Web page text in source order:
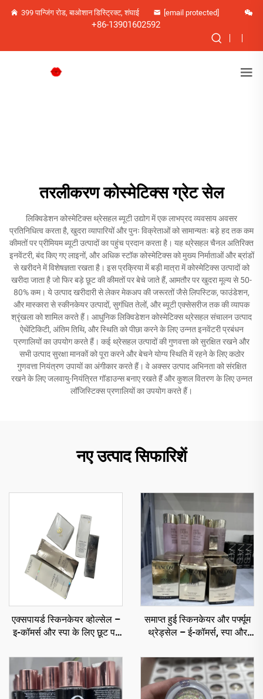
399 पान्जिंग रोड, बाओशान डिस्ट्रिक्ट, शंघाई [email protected]
+86-13901602592
तरलीकरण कोस्मेटिक्स ग्रेट सेल
लिक्विडेशन कोस्मेटिक्स थ्रेसहल ब्यूटी उद्योग में एक लाभप्रद व्यवसाय अवसर
प्रतिनिधित्व करता है, खुदरा व्यापारियों और पुनः विक्रेताओं को सामान्यतः बड़े हद तक कम
कीमतों पर प्रीमियम ब्यूटी उत्पादों का पहुंच प्रदान करता है। यह थ्रेसहल चैनल अतिरिक्त
इनवेंटरी, बंद किए गए लाइनों, और अधिक स्टॉक कोस्मेटिक्स को मुख्य निर्माताओं और ब्रांडों
से खरीदने में विशेषज्ञता रखता है। इस प्रक्रिया में बड़ी मात्रा में कोस्मेटिक्स उत्पादों को
खरीदा जाता है जो फिर बड़े छूट की कीमतों पर बेचे जाते हैं, आमतौर पर खुदरा मूल्य से 50-
80% कम। ये उत्पाद खरीदारी से लेकर मेकअप की जरूरतों जैसे लिपस्टिक, फाउंडेशन,
और मास्कारा से स्कीनकेयर उत्पादों, सुगंधित तेलों, और ब्यूटी एक्सेसरीज तक की व्यापक
श्रृंखला को शामिल करते हैं। आधुनिक लिक्विडेशन कोस्मेटिक्स थ्रेसहल संचालन उत्पाद
ऐथेंटिकिटी, अंतिम तिथि, और स्थिति को पीछा करने के लिए उन्नत इनवेंटरी प्रबंधन
प्रणालियों का उपयोग करते हैं। कई थ्रेसहल उत्पादों की गुणवत्ता को सुरक्षित रखने और
सभी उत्पाद सुरक्षा मानकों को पूरा करने और बेचने योग्य स्थिति में रहने के लिए कठोर
गुणवत्ता नियंत्रण उपायों का अंगीकार करते हैं। वे अक्सर उत्पाद अभिनता को संरक्षित
रखने के लिए जलवायु-नियंत्रित गॉडाउन्स बनाए रखते हैं और कुशल वितरण के लिए उन्नत
लॉजिस्टिक्स प्रणालियों का उपयोग करते हैं।
नए उत्पाद सिफारिशें
एक्सपायर्ड स्किनकेयर व्होल्सेल –
इ-कॉमर्स और स्पा के लिए छूट पर
समाप्त हुई स्किनकेयर और पर्फ्यूम
थ्रेड्सेल – ई-कॉमर्स, स्पा और
प्रीमियम ब्रांड